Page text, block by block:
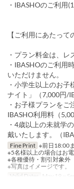
・IBASHOのご利用
【ご利用にあたって
・プラン料金は、レ
・IBASHOのご利用
いただけません。
・小学生以上のお
ナイト」（7,000円/
・お子様プランを
IBASHO利用料（
・4歳以上の未就学
戴いたします。（
Fine Print ※前日18:00
※5名様以上の場合はお
※各種優待・割引対象外
※写真はイメージです。
Valid Dates
May 19 ~